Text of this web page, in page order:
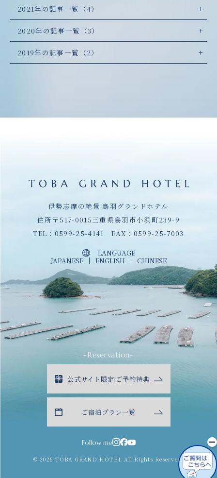
2021年の記事一覧（4）
2020年の記事一覧（3）
2019年の記事一覧（2）
伊勢志摩の絶景 鳥羽グランドホテル
住所〒517-0015三重県鳥羽市小浜町239-9
TEL： 0599-25-4141 FAX：0599-25-7003
LANGUAGE
JAPANESE ENGLISH CHINESE
-Reservation-
公式サイト限定!ご予約特典
ご宿泊プラン一覧
Follow me
© 2025 TOBA GRAND HOTEL All Rights Reserved.